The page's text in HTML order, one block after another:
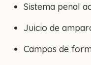
Sistema penal
Juicio de
Campos de